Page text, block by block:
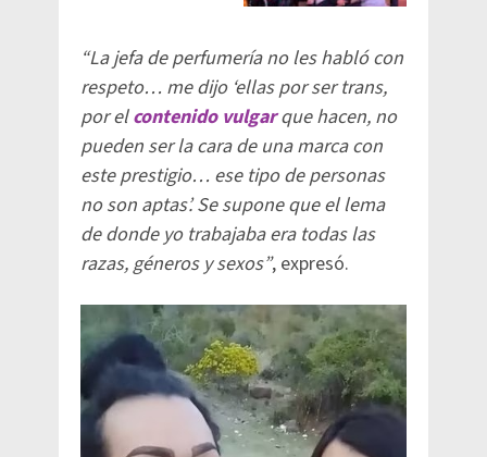
“La jefa de perfumería no les habló con
respeto… me dijo ‘ellas por ser trans,
por elcontenido vulgarque hacen, no
pueden ser la cara de una marca con
este prestigio… ese tipo de personas
no son aptas’. Se supone que el lema
de donde yo trabajaba era todas las
razas, géneros y sexos”, expresó.